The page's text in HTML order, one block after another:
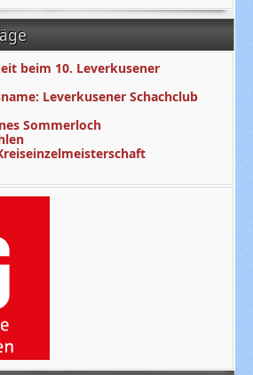
beim 10. Leverkusener
Leverkusener Schachclub
Sommerloch